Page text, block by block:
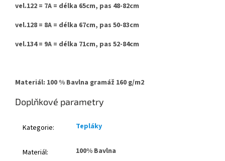
vel.122 = 7A = délka 65cm, pas 48-82cm
vel.128 = 8A = délka 67cm, pas 50-83cm
vel.134 = 9A = délka 71cm, pas 52-84cm
Materiál: 100 % Bavlna gramáž 160 g/m2
Doplňkové parametry
Kategorie: Tepláky
Materiál: 100% Bavlna